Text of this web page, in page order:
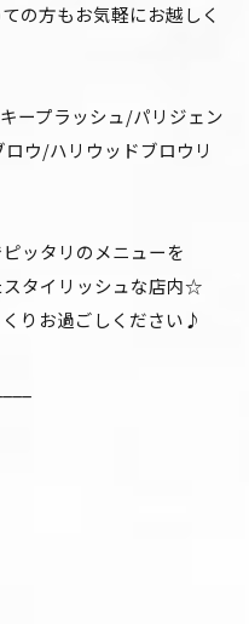
の方もお気軽にお越しく
ープラッシュ/パリジェン
ウ/ハリウッドブロウリ
ッタリのメニューを
タイリッシュな店内☆
りお過ごしください♪